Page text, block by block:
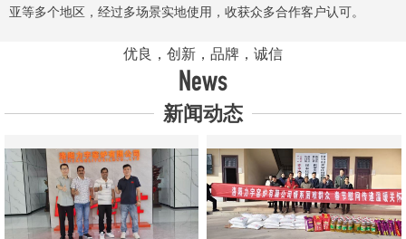
亚等多个地区，经过多场景实地使用，收获众多合作客户认可。
优良，创新，品牌，诚信
News
新闻动态